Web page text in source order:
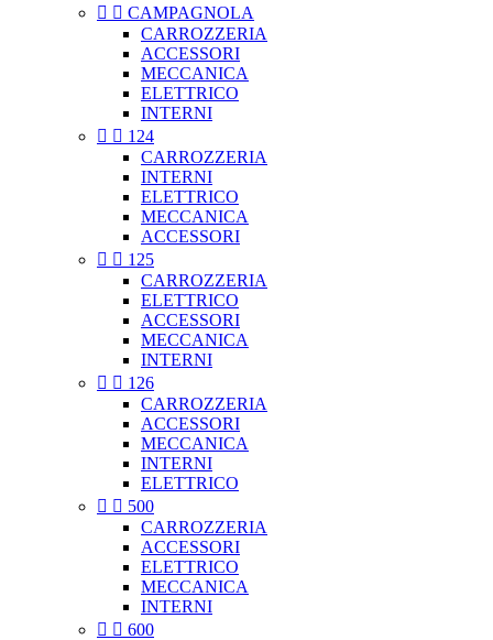
  CAMPAGNOLA
CARROZZERIA
ACCESSORI
MECCANICA
ELETTRICO
INTERNI
  124
CARROZZERIA
INTERNI
ELETTRICO
MECCANICA
ACCESSORI
  125
CARROZZERIA
ELETTRICO
ACCESSORI
MECCANICA
INTERNI
  126
CARROZZERIA
ACCESSORI
MECCANICA
INTERNI
ELETTRICO
  500
CARROZZERIA
ACCESSORI
ELETTRICO
MECCANICA
INTERNI
  600